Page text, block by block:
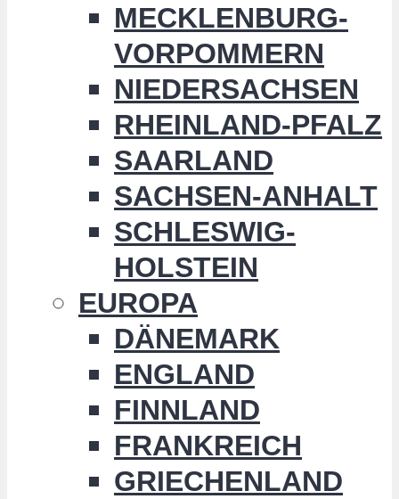
MECKLENBURG-
VORPOMMERN
NIEDERSACHSEN
RHEINLAND-PFALZ
SAARLAND
SACHSEN-ANHALT
SCHLESWIG-
HOLSTEIN
EUROPA
DÄNEMARK
ENGLAND
FINNLAND
FRANKREICH
GRIECHENLAND